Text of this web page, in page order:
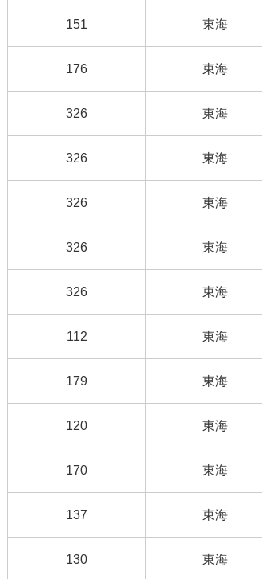
151 東海
176 東海
326 東海
326 東海
326 東海
326 東海
326 東海
112 東海
179 東海
120 東海
170 東海
137 東海
130 東海